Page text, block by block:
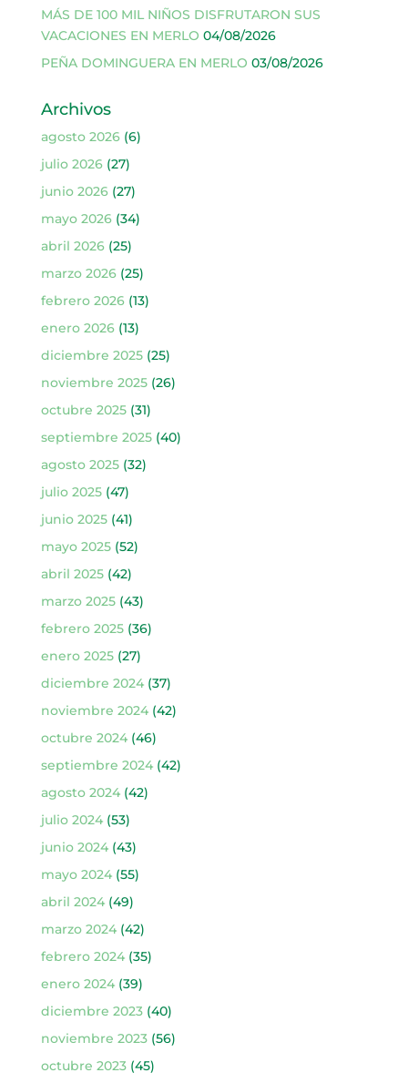
MÁS DE 100 MIL NIÑOS DISFRUTARON SUS
VACACIONES EN MERLO 04/08/2026
PEÑA DOMINGUERA EN MERLO 03/08/2026
Archivos
agosto 2026(6)
julio 2026(27)
junio 2026(27)
mayo 2026(34)
abril 2026(25)
marzo 2026(25)
febrero 2026(13)
enero 2026(13)
diciembre 2025(25)
noviembre 2025(26)
octubre 2025(31)
septiembre 2025(40)
agosto 2025(32)
julio 2025(47)
junio 2025(41)
mayo 2025(52)
abril 2025(42)
marzo 2025(43)
febrero 2025(36)
enero 2025(27)
diciembre 2024(37)
noviembre 2024(42)
octubre 2024(46)
septiembre 2024(42)
agosto 2024(42)
julio 2024(53)
junio 2024(43)
mayo 2024(55)
abril 2024(49)
marzo 2024(42)
febrero 2024(35)
enero 2024(39)
diciembre 2023(40)
noviembre 2023(56)
octubre 2023(45)